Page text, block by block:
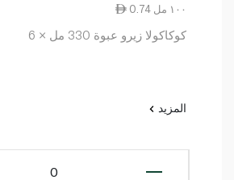
0.74 ١٠٠ مل
كوكاكولا زيرو عبوة 330 مل × 6
المزيد
0